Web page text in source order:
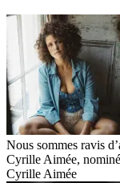
Nous sommes ravis
Cyrille Aimée,
Cyrille Aimée